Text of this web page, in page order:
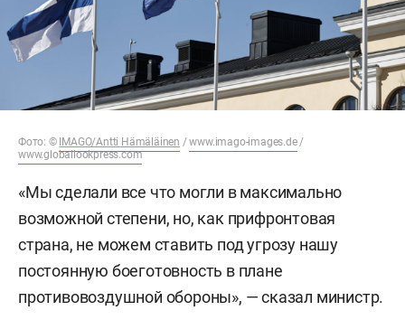
Фото: © IMAGO/Antti Hämäläinen /www.imago-images.de/
www.globallookpress.com
«Мы сделали все что могли в максимально
возможной степени, но, как прифронтовая
страна, не можем ставить под угрозу нашу
постоянную боеготовность в плане
противовоздушной обороны», — сказал министр.